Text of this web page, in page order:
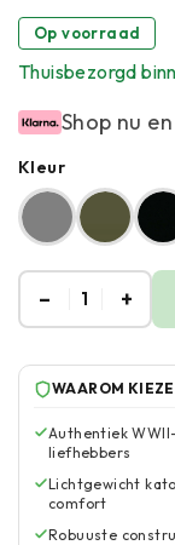
Op voorraad
Thuisbezorgd
Shop nu
Kleur
– 1 +
WAAROM
Authentiek
liefhebbers
Lichtgewicht
comfort
Robuuste